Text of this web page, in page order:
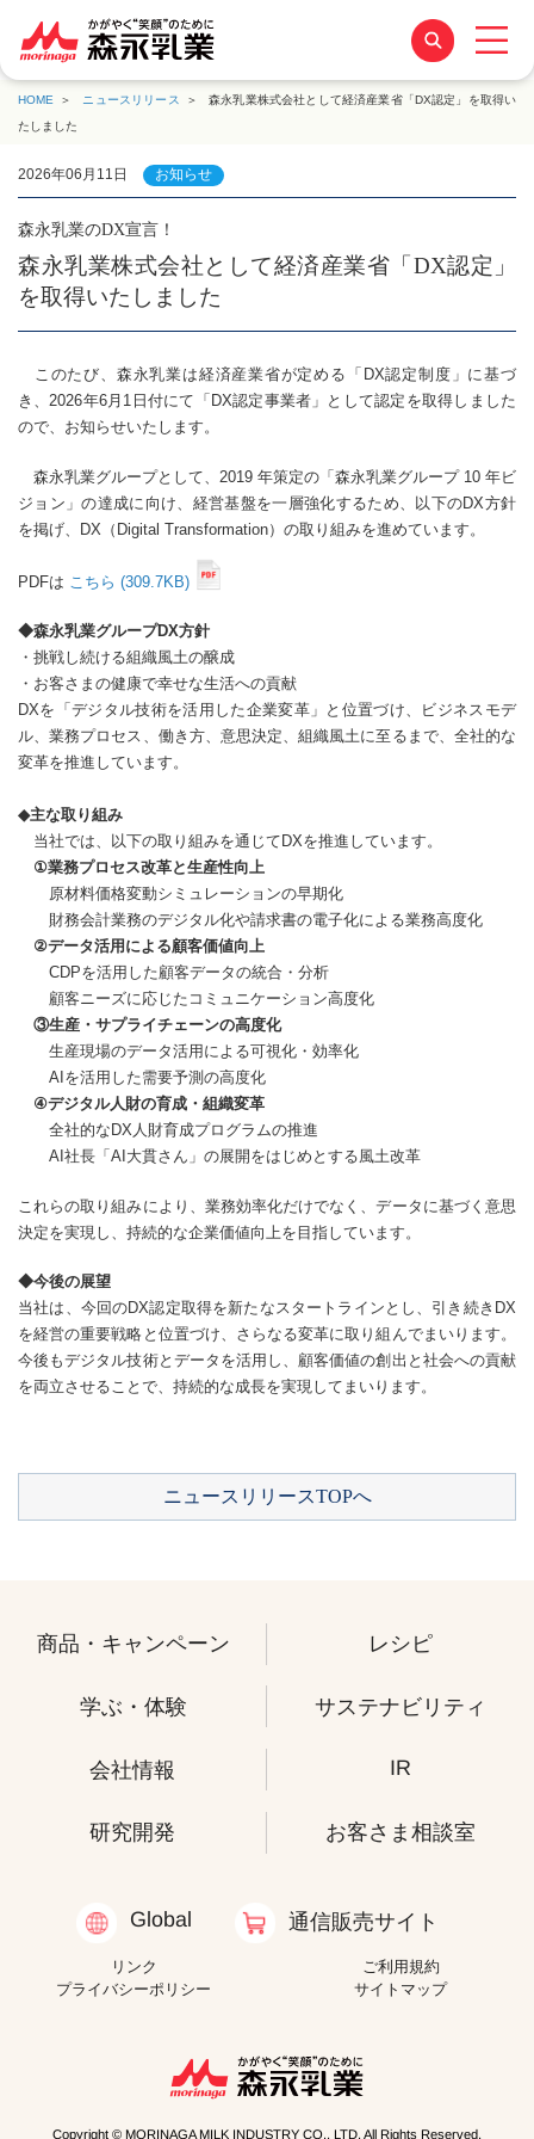
HOME ニュースリリース
森永乳業株式会社として経済産業省「DX認定」を取得い
たしました
2026年06月11日 お知らせ
森永乳業のDX宣言！
森永乳業株式会社として経済産業省「DX認定」
を取得いたしました
このたび、森永乳業は経済産業省が定める「DX認定制度」に基づ
き、2026年6月1日付にて「DX認定事業者」として認定を取得しました
ので、お知らせいたします。
森永乳業グループとして、2019 年策定の「森永乳業グループ 10 年ビ
ジョン」の達成に向け、経営基盤を一層強化するため、以下のDX方針
を掲げ、DX（Digital Transformation）の取り組みを進めています。
PDFは こちら (309.7KB)
◆森永乳業グループDX方針
・挑戦し続ける組織風土の醸成
・お客さまの健康で幸せな生活への貢献
DXを「デジタル技術を活用した企業変革」と位置づけ、ビジネスモデ
ル、業務プロセス、働き方、意思決定、組織風土に至るまで、全社的な
変革を推進しています。
◆主な取り組み
当社では、以下の取り組みを通じてDXを推進しています。
①業務プロセス改革と生産性向上
原材料価格変動シミュレーションの早期化
財務会計業務のデジタル化や請求書の電子化による業務高度化
②データ活用による顧客価値向上
CDPを活用した顧客データの統合・分析
顧客ニーズに応じたコミュニケーション高度化
③生産・サプライチェーンの高度化
生産現場のデータ活用による可視化・効率化
AIを活用した需要予測の高度化
④デジタル人財の育成・組織変革
全社的なDX人財育成プログラムの推進
AI社長「AI大貫さん」の展開をはじめとする風土改革
これらの取り組みにより、業務効率化だけでなく、データに基づく意思
決定を実現し、持続的な企業価値向上を目指しています。
◆今後の展望
当社は、今回のDX認定取得を新たなスタートラインとし、引き続きDX
を経営の重要戦略と位置づけ、さらなる変革に取り組んでまいります。
今後もデジタル技術とデータを活用し、顧客価値の創出と社会への貢献
を両立させることで、持続的な成長を実現してまいります。
ニュースリリースTOPへ
商品・キャンペーン レシピ
学ぶ・体験 サステナビリティ
会社情報 IR
研究開発 お客さま相談室
Global 通信販売サイト
リンク
ご利用規約
プライバシーポリシー
サイトマップ
Copyright © MORINAGA MILK INDUSTRY CO., LTD. All Rights Reserved.